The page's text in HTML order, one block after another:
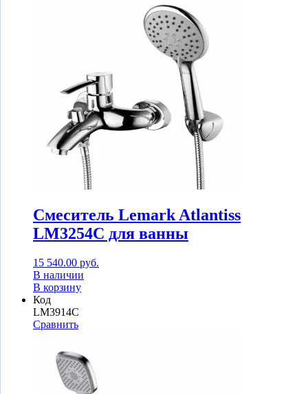
Смеситель Lemark Atlantiss
LM3254C для ванны
15 540.00 руб.
В наличии
В корзину
Код
LM3914C
Сравнить